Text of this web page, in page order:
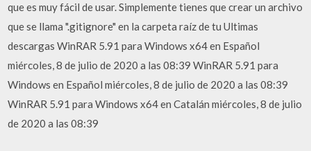
que es muy fácil de usar. Simplemente tienes que crear un archivo
que se llama ".gitignore" en la carpeta raíz de tu Ultimas
descargas WinRAR 5.91 para Windows x64 en Español
miércoles, 8 de julio de 2020 a las 08:39 WinRAR 5.91 para
Windows en Español miércoles, 8 de julio de 2020 a las 08:39
WinRAR 5.91 para Windows x64 en Catalán miércoles, 8 de julio
de 2020 a las 08:39